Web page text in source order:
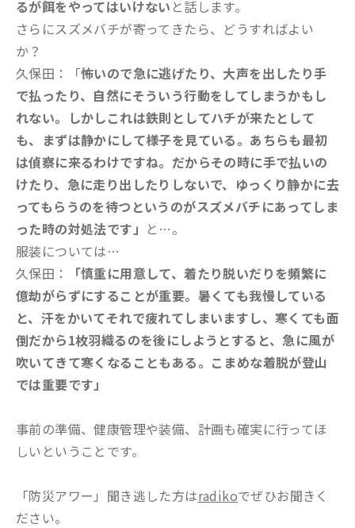
るが餌をやってはいけない と話します。
さらにスズメバチが寄ってきたら、どうすればよい
か？
久保田：「怖いので急に逃げたり、大声を出したり手
で払ったり、自然にそういう行動をしてしまうかもし
れない。しかしこれは鉄則としてハチが来たとして
も、まずは静かにして様子を見ている。あちらも最初
は偵察に来るわけですね。だからその時に手で払いの
けたり、急に走り出したりしないで、ゆっくり静かに去
ってもらうのを待つというのがスズメバチにあってしま
った時の対処法です」 と…。
服装については…
久保田：
「慎重に用意して、着たり脱いだりを頻繁に
億劫がらずにすることが重要。暑くても我慢している
と、汗をかいてそれで疲れてしまいますし、寒くても面
倒だから1枚羽織るのを後にしようとすると、急に風が
吹いてきて寒くなることもある。こまめな着脱が登山
では重要です」
事前の準備、健康管理や装備、計画も確実に行ってほ
しいということです。
「防災アワー」聞き逃した方はradikoでぜひお聞きく
ださい。